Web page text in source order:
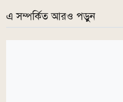
এ সম্পর্কিত আরও পড়ুন